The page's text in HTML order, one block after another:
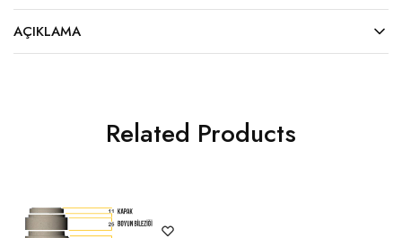
AÇIKLAMA
Related Products